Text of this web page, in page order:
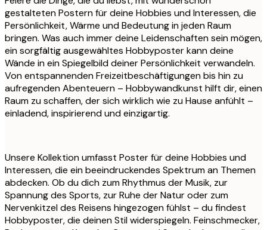
gestalteten Postern für deine Hobbies und Interessen, die
Persönlichkeit, Wärme und Bedeutung in jeden Raum
bringen. Was auch immer deine Leidenschaften sein mögen,
ein sorgfältig ausgewähltes Hobbyposter kann deine
Wände in ein Spiegelbild deiner Persönlichkeit verwandeln.
Von entspannenden Freizeitbeschäftigungen bis hin zu
aufregenden Abenteuern – Hobbywandkunst hilft dir, einen
Raum zu schaffen, der sich wirklich wie zu Hause anfühlt –
einladend, inspirierend und einzigartig.
Unsere Kollektion umfasst Poster für deine Hobbies und
Interessen, die ein beeindruckendes Spektrum an Themen
abdecken. Ob du dich zum Rhythmus der Musik, zur
Spannung des Sports, zur Ruhe der Natur oder zum
Nervenkitzel des Reisens hingezogen fühlst – du findest
Hobbyposter, die deinen Stil widerspiegeln. Feinschmecker,